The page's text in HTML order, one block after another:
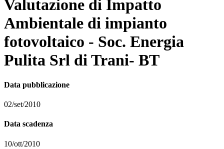
Valutazione di Impatto
Ambientale di impianto
fotovoltaico - Soc. Energia
Pulita Srl di Trani- BT
Data pubblicazione
02/set/2010
Data scadenza
10/ott/2010